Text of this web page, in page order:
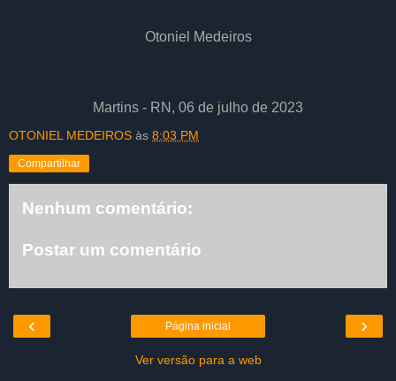
Otoniel Medeiros
Martins - RN, 06 de julho de 2023
OTONIEL MEDEIROS às 8:03 PM
Compartilhar
Nenhum comentário:
Postar um comentário
‹ ›
Página inicial
Ver versão para a web